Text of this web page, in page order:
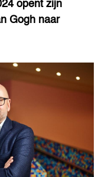
opent zijn
Gogh naar